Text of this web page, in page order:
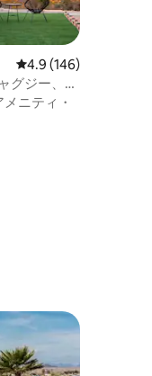
レビュー146件、5つ
4.9 (146)
グジー、ゲ
メニティ・